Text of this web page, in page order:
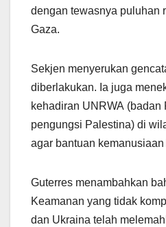
dengan tewasnya puluhan
Gaza.
Sekjen menyerukan
diberlakukan. Ia juga
kehadiran UNRWA (badan
pengungsi Palestina) di
agar bantuan
Guterres menambahkan
Keamanan yang tidak
dan Ukraina telah